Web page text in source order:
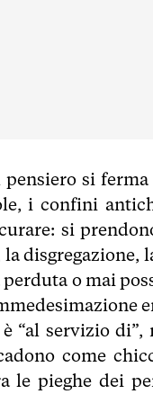
si ferma
i confini
si
disgregazione,
o mai
“al servizio
come
le pieghe dei